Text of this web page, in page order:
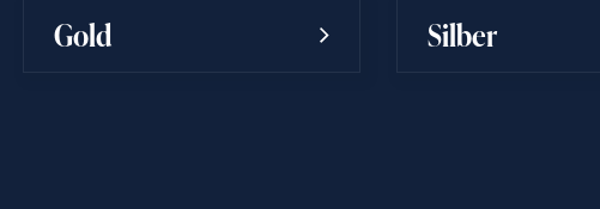
Gold Silber